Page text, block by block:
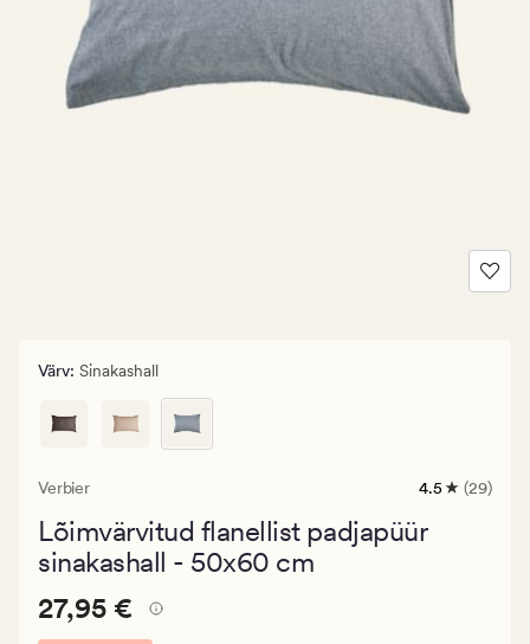
Värv: Sinakashall
Verbier
29
keskmise
4.5 (29)
Lõimvärvitud flanellist padjapüür
sinakashall - 50x60 cm
Pris_ee
27,95
Pris_ee 27,95 €
27,95 €